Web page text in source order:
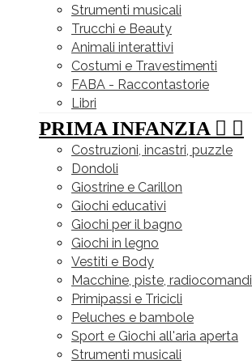
Strumenti musicali
Trucchi e Beauty
Animali interattivi
Costumi e Travestimenti
FABA - Raccontastorie
Libri
PRIMA INFANZIA  
Costruzioni, incastri, puzzle
Dondoli
Giostrine e Carillon
Giochi educativi
Giochi per il bagno
Giochi in legno
Vestiti e Body
Macchine, piste, radiocomandi
Primipassi e Tricicli
Peluches e bambole
Sport e Giochi all'aria aperta
Strumenti musicali